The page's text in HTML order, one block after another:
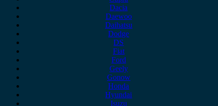
Dacia
Daewoo
Daihatsu
Dodge
DS
Fiat
Ford
Geely
Gonow
Honda
Hyundai
Isuzu